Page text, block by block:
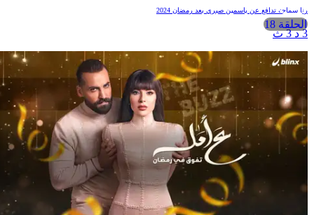
الحلقة 18
رنا سماحة تدافع عن ياسمين صبري بعد رمضان 2024